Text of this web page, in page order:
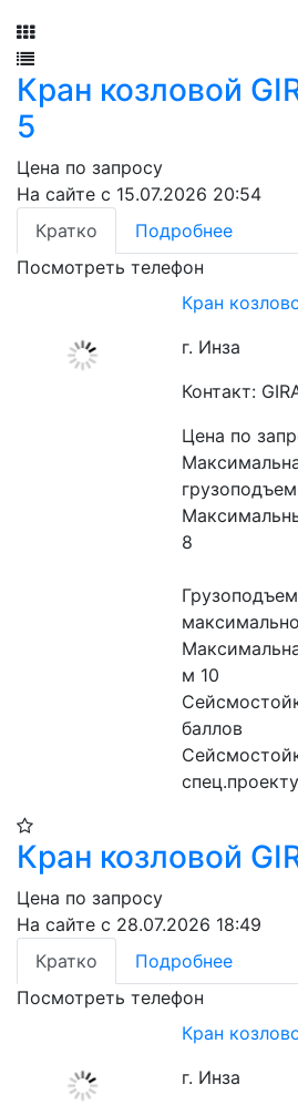
Кран козловой
5
Цена по запросу
На сайте с 15.07.2026 20:54
Кратко
Подробнее
Посмотреть телефон
Кран
г. Инза
Контакт:
Цена по
8
м 10
баллов
Кран козловой
Цена по запросу
На сайте с 28.07.2026 18:49
Кратко
Подробнее
Посмотреть телефон
Кран
г. Инза